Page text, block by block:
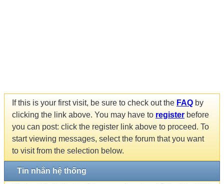
If this is your first visit, be sure to check out the FAQ by
clicking the link above. You may have to register before
you can post: click the register link above to proceed. To
start viewing messages, select the forum that you want
to visit from the selection below.
Tin nhắn hệ thống